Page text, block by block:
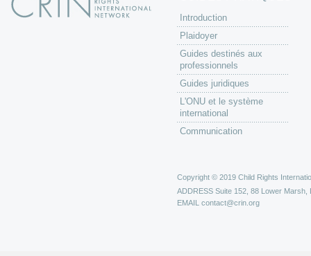
Introduction
Plaidoyer
Guides destinés aux
professionnels
Guides juridiques
L'ONU et le système
international
Communication
Copyright © 2019 Child Rights
ADDRESS Suite 152, 88 Lower Marsh,
EMAIL contact@crin.org